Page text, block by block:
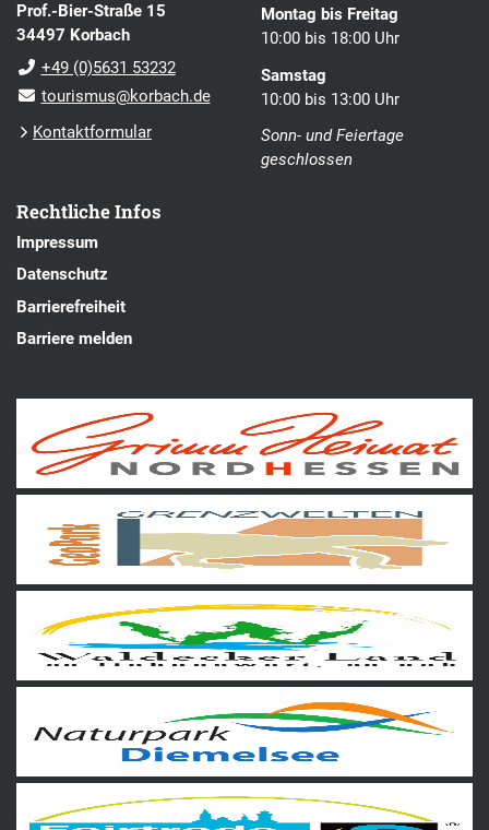
Prof.-Bier-Straße 15
34497 Korbach
+49 (0)5631 53232
tourismus@korbach.de
Kontaktformular
Montag bis Freitag
10:00 bis 18:00 Uhr
Samstag
10:00 bis 13:00 Uhr
Sonn- und Feiertage
geschlossen
Rechtliche Infos
Impressum
Datenschutz
Barrierefreiheit
Barriere melden